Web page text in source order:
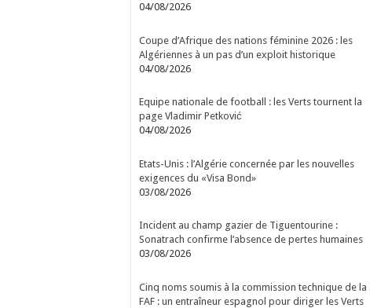
04/08/2026
Coupe d’Afrique des nations féminine 2026 : les
Algériennes à un pas d’un exploit historique
04/08/2026
Equipe nationale de football : les Verts tournent la
page Vladimir Petković
04/08/2026
Etats-Unis : l’Algérie concernée par les nouvelles
exigences du «Visa Bond»
03/08/2026
Incident au champ gazier de Tiguentourine :
Sonatrach confirme l’absence de pertes humaines
03/08/2026
Cinq noms soumis à la commission technique de la
FAF : un entraîneur espagnol pour diriger les Verts